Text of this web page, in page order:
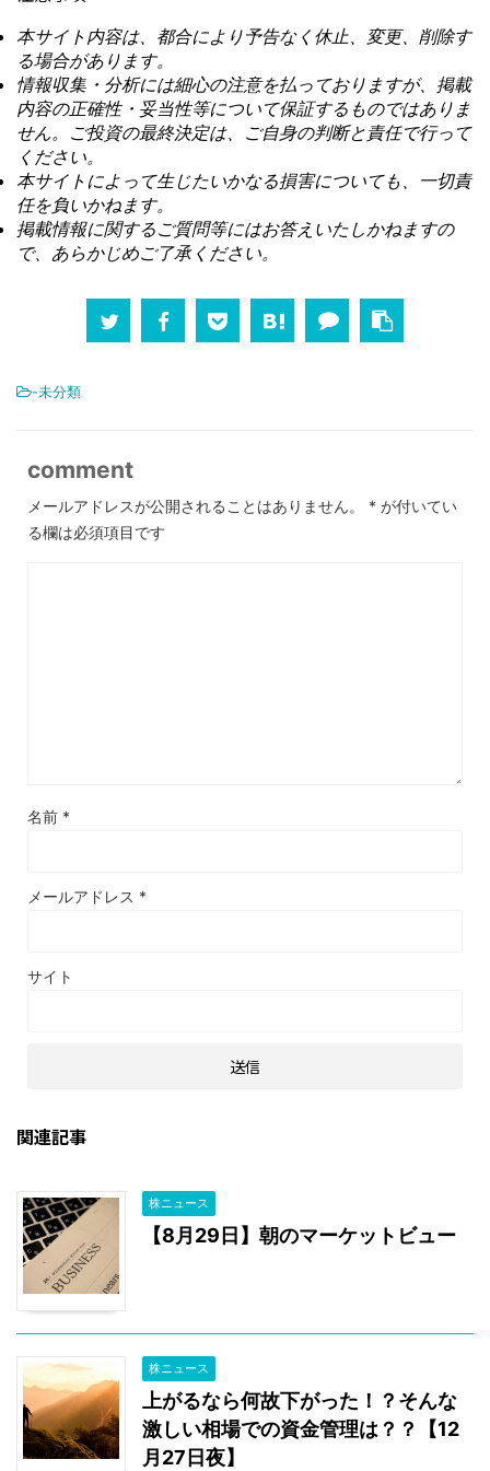
本サイト内容は、都合により予告なく休止、変更、削除す
る場合があります。
情報収集・分析には細心の注意を払っておりますが、掲載
内容の正確性・妥当性等について保証するものではありま
せん。ご投資の最終決定は、ご自身の判断と責任で行って
ください。
本サイトによって生じたいかなる損害についても、一切責
任を負いかねます。
掲載情報に関するご質問等にはお答えいたしかねますの
で、あらかじめご了承ください。
-未分類
comment
メールアドレスが公開されることはありません。 * が付いてい
る欄は必須項目です
名前 *
メールアドレス *
サイト
関連記事
株ニュース
【8月29日】朝のマーケットビュー
株ニュース
上がるなら何故下がった！？そんな
激しい相場での資金管理は？？【12
月27日夜】